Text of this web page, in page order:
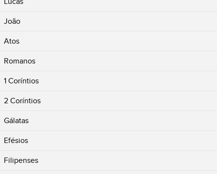
João
Atos
Romanos
1 Coríntios
2 Coríntios
Gálatas
Efésios
Filipenses